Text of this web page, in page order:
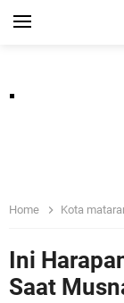
Home Kota
Ini
Saat